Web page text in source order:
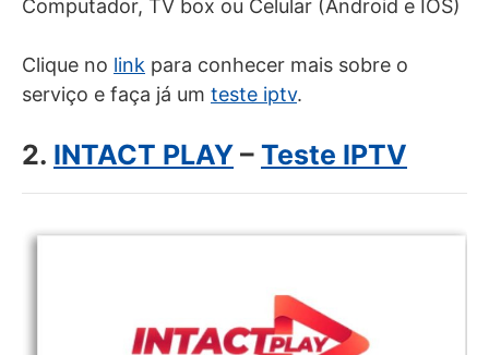
Computador, TV box ou Celular (Android e IOS)
Clique no link para conhecer mais sobre o
serviço e faça já um teste iptv.
2. INTACT PLAY – Teste IPTV